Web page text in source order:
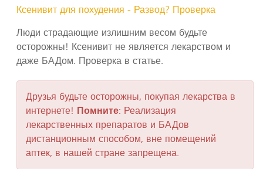
Ксенивит для похудения - Развод? Проверка
Люди страдающие излишним весом будьте
осторожны! Ксенивит не является лекарством и
даже БАДом. Проверка в статье.
Друзья будьте осторожны, покупая лекарства в
интернете! Помните: Реализация
лекарственных препаратов и БАДов
дистанционным способом, вне помещений
аптек, в нашей стране запрещена.